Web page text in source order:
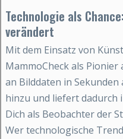
Technologie als
verändert
Mit dem Einsatz von
MammoCheck als
an Bilddaten in
hinzu und liefert dadurch
Dich als Beobachter der
Wer technologische